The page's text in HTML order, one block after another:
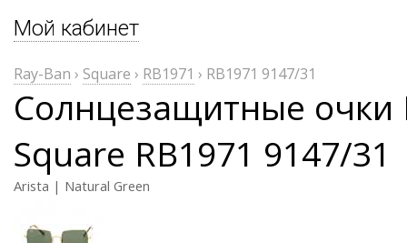
Мой кабинет
Ray-Ban › Square › RB1971 › RB1971 9147/31
Солнцезащитные очки
Square RB1971 9147/31
Arista | Natural Green